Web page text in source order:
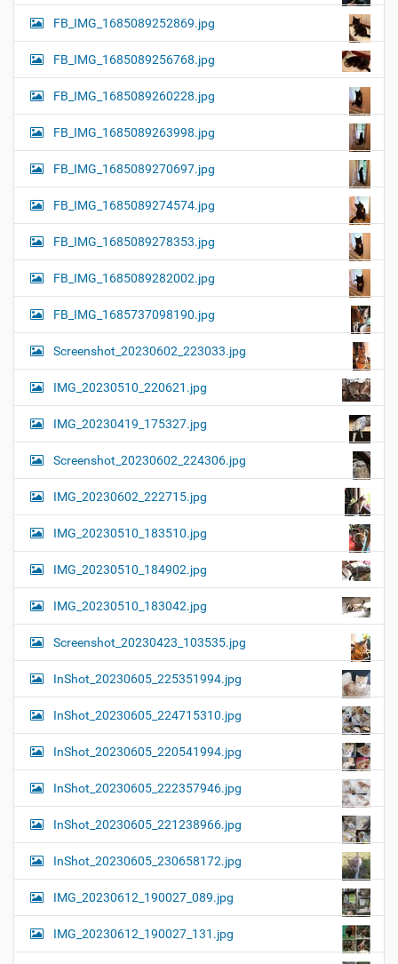
FB_IMG_1685089252869.jpg
FB_IMG_1685089256768.jpg
FB_IMG_1685089260228.jpg
FB_IMG_1685089263998.jpg
FB_IMG_1685089270697.jpg
FB_IMG_1685089274574.jpg
FB_IMG_1685089278353.jpg
FB_IMG_1685089282002.jpg
FB_IMG_1685737098190.jpg
Screenshot_20230602_223033.jpg
IMG_20230510_220621.jpg
IMG_20230419_175327.jpg
Screenshot_20230602_224306.jpg
IMG_20230602_222715.jpg
IMG_20230510_183510.jpg
IMG_20230510_184902.jpg
IMG_20230510_183042.jpg
Screenshot_20230423_103535.jpg
InShot_20230605_225351994.jpg
InShot_20230605_224715310.jpg
InShot_20230605_220541994.jpg
InShot_20230605_222357946.jpg
InShot_20230605_221238966.jpg
InShot_20230605_230658172.jpg
IMG_20230612_190027_089.jpg
IMG_20230612_190027_131.jpg